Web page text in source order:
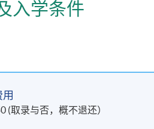
医疼痛学理论，对临床特殊痛症作
用中医疼痛学的各种治疗手段，
入学条件
(取录与否，概不退还）